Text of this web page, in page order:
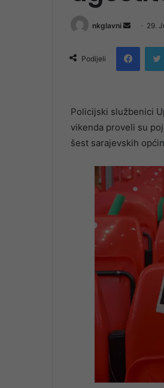
nkglavni
Send
email
29.
Podijeli
Policijski službenici
vikenda proveli su
šest sarajevskih